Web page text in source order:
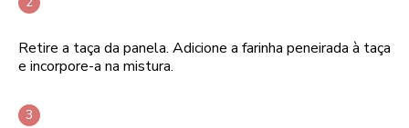
Retire a taça da panela. Adicione a farinha peneirada à taça
e incorpore-a na mistura.